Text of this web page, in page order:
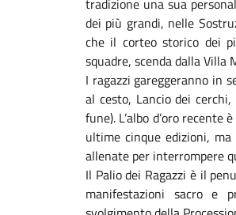
tradizione una sua
dei più grandi, nelle
che il corteo storico dei
squadre, scenda dalla Villa
I ragazzi gareggeranno in
al cesto, Lancio dei
fune). L’albo d’oro
ultime cinque edizioni,
allenate per interrompere
Il Palio dei Ragazzi è il
manifestazioni sacro e